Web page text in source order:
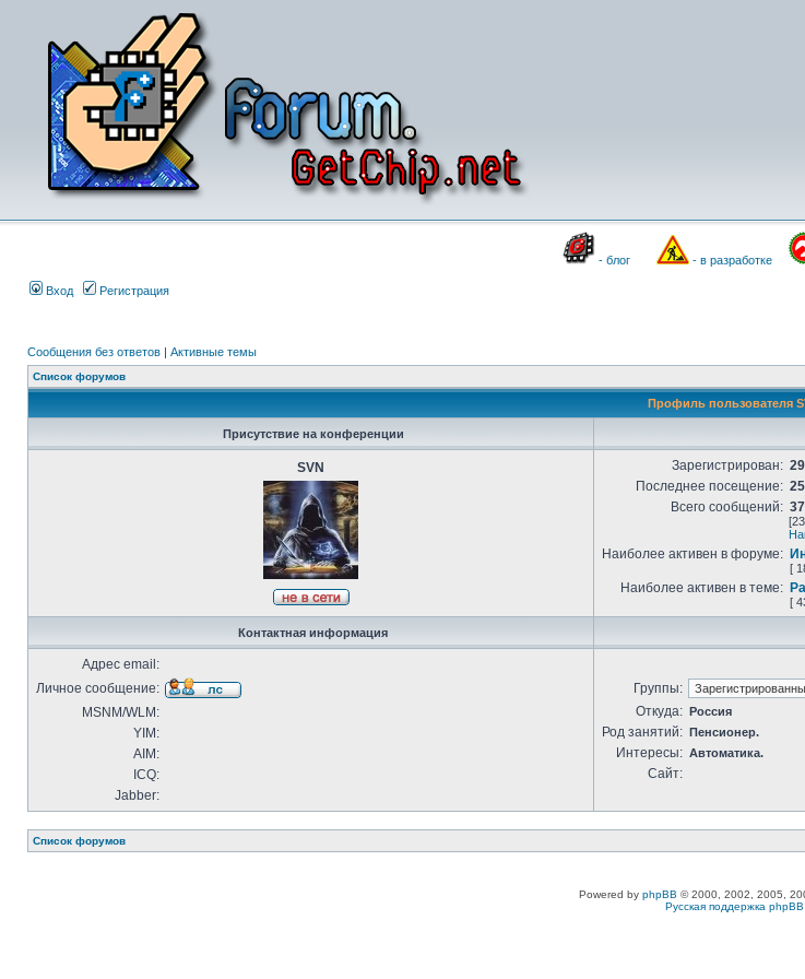
- блог - в разработке
Вход Регистрация
Сообщения без ответов | Активные темы
Список форумов
Профиль пользователя
Присутствие на конференции
SVN Зарегистрирован:
Последнее посещение:
Всего сообщений:
Наиболее активен в форуме:
[
Наиболее активен в теме:
[
Контактная информация
Адрес email:
Личное сообщение:
MSNM/WLM:
YIM:
AIM:
ICQ:
Jabber:
Группы:
Откуда: Россия
Род занятий: Пенсионер.
Интересы: Автоматика.
Сайт:
Список форумов
Powered by phpBB © 2000, 2002, 2005,
Русская поддержка phpBB